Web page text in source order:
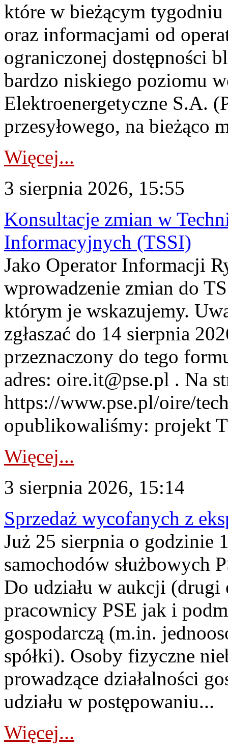
które w bieżącym tygodniu
oraz informacjami od
ograniczonej dostępności
bardzo niskiego poziomu
Elektroenergetyczne S.A.
przesyłowego, na bieżąco
Więcej...
3 sierpnia 2026, 15:55
Konsultacje zmian w
Informacyjnych (TSSI)
Jako Operator Informacji
wprowadzenie zmian do
którym je wskazujemy.
zgłaszać do 14 sierpnia
przeznaczony do tego
adres: oire.it@pse.pl . Na
https://www.pse.pl/oire/
opublikowaliśmy: projekt
Więcej...
3 sierpnia 2026, 15:14
Sprzedaż wycofanych z
Już 25 sierpnia o godzinie
samochodów służbowych
Do udziału w aukcji (drugi
pracownicy PSE jak i
gospodarczą (m.in.
spółki). Osoby fizyczne
prowadzące działalności
udziału w postępowaniu...
Więcej...